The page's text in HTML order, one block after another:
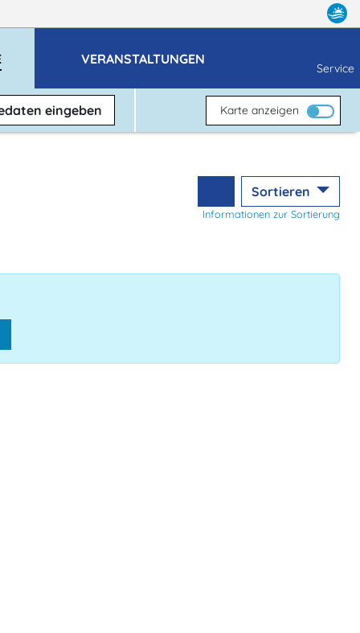
VERANSTALTUNGEN
Service
eingeben Karte anzeigen
Sortieren
Informationen zur Sortierung